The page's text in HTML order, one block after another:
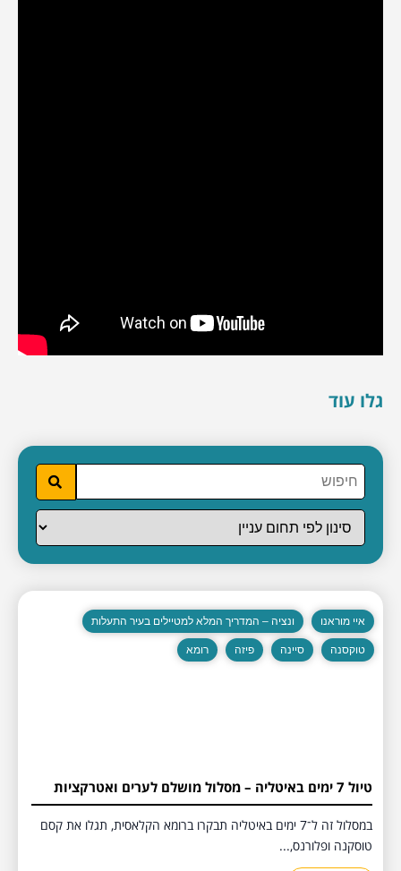
גלו עוד
איי מוראנו ונציה – המדריך המלא למטיילים בעיר התעלות
טוקסנה סיינה פיזה רומא
טיול 7 ימים באיטליה – מסלול מושלם לערים ואטרקציות
במסלול זה ל־7 ימים באיטליה תבקרו ברומא הקלאסית, תגלו את קסם
טוסקנה ופלורנס,...